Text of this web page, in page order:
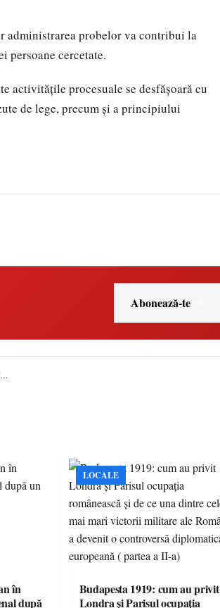
administrarea probelor va contribui la
persoane cercetate.
activitățile procesuale se desfășoară cu
de lege, precum și a principiului
Abonează-te
în
după
LOCALE
Budapesta 1919: cum au privit
Londra și Parisul ocupația